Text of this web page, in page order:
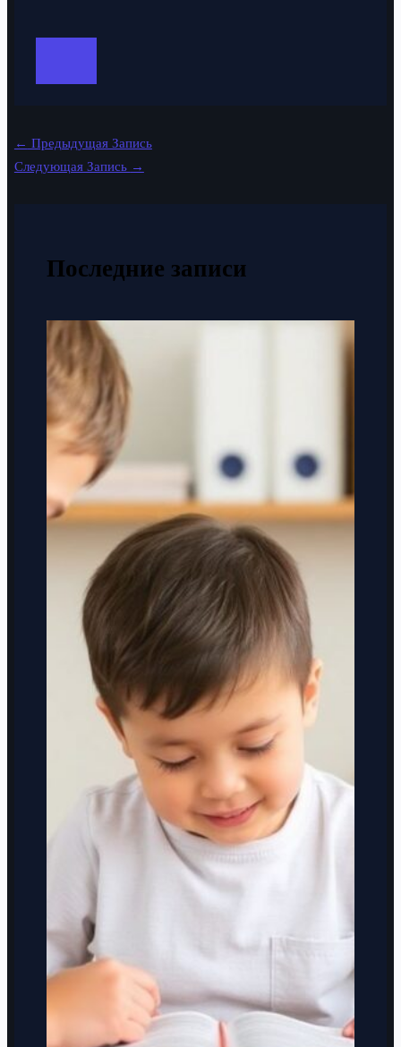
← Предыдущая Запись
Следующая Запись →
Последние записи